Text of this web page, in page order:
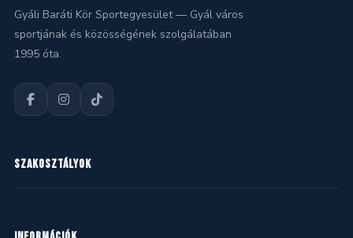
Gyáli Baráti Kör Sportegyesület — Gyál város
sportjának és közösségének szolgálatában
1995 óta.
SZAKOSZTÁLYOK